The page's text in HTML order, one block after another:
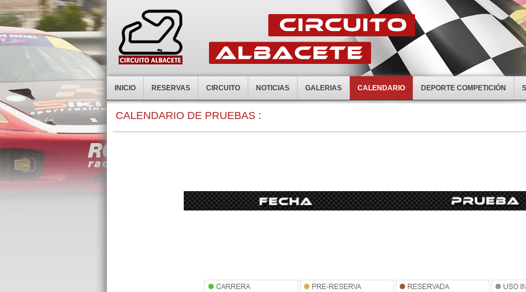
INICIO RESERVAS CIRCUITO NOTICIAS GALERIAS CALENDARIO DEPORTE COMPETICIÓN
CALENDARIO DE PRUEBAS :
0:00